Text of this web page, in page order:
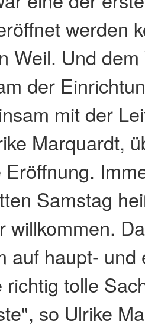
werden
Weil. Und
der
mit der
Marquardt,
Samstag
willkommen.
auf haupt- und
tolle
so Ulrike